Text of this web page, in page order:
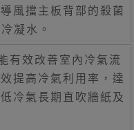
風擋主板背部的殺菌
凝水。
有效改善室內冷氣流
提高冷氣利用率，達
冷氣長期直吹牆紙及